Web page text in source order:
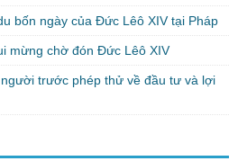
bốn ngày của Đức Lêô XIV tại Pháp
mừng chờ đón Đức Lêô XIV
trước phép thử về đầu tư và lợi